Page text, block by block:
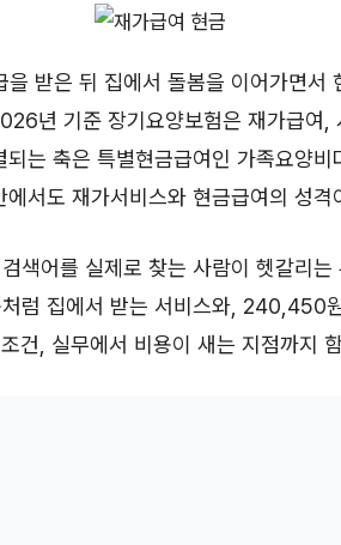
을 받은 뒤 집에서 돌봄을 이어가면서
년 기준 장기요양보험은 재가급여,
되는 축은 특별현금급여인 가족요양
서도 재가서비스와 현금급여의 성격
색어를 실제로 찾는 사람이 헷갈리
럼 집에서 받는 서비스와, 240,450
건, 실무에서 비용이 새는 지점까지